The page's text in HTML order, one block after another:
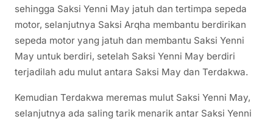
sehingga Saksi Yenni May jatuh dan tertimpa sepeda
motor, selanjutnya Saksi Arqha membantu berdirikan
sepeda motor yang jatuh dan membantu Saksi Yenni
May untuk berdiri, setelah Saksi Yenni May berdiri
terjadilah adu mulut antara Saksi May dan Terdakwa.
Kemudian Terdakwa meremas mulut Saksi Yenni May,
selanjutnya ada saling tarik menarik antar Saksi Yenni